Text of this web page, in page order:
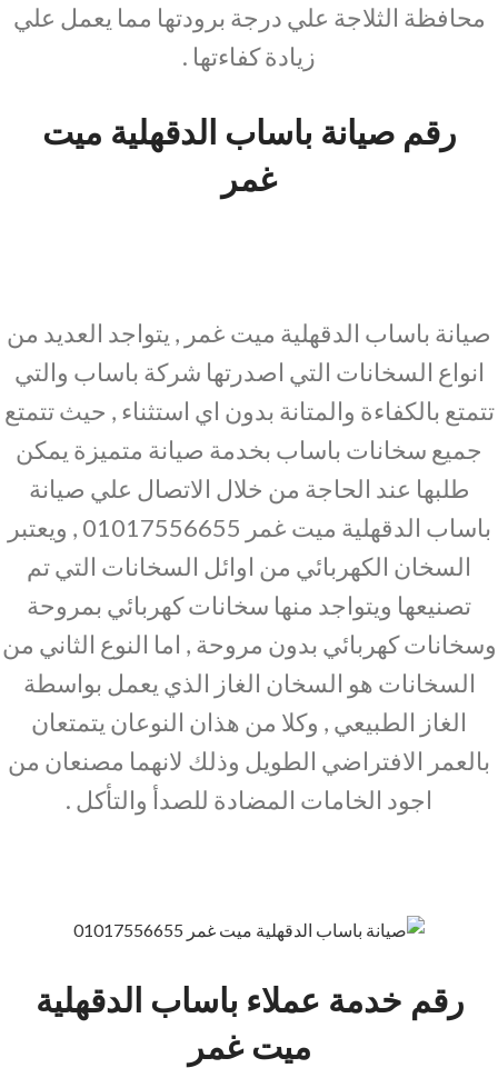
محافظة الثلاجة علي درجة برودتها مما يعمل علي
زيادة كفاءتها .
رقم صيانة باساب الدقهلية ميت
غمر
صيانة باساب الدقهلية ميت غمر , يتواجد العديد من
انواع السخانات التي اصدرتها شركة باساب والتي
تتمتع بالكفاءة والمتانة بدون اي استثناء , حيث تتمتع
جميع سخانات باساب بخدمة صيانة متميزة يمكن
طلبها عند الحاجة من خلال الاتصال علي صيانة
باساب الدقهلية ميت غمر 01017556655 , ويعتبر
السخان الكهربائي من اوائل السخانات التي تم
تصنيعها ويتواجد منها سخانات كهربائي بمروحة
وسخانات كهربائي بدون مروحة , اما النوع الثاني من
السخانات هو السخان الغاز الذي يعمل بواسطة
الغاز الطبيعي , وكلا من هذان النوعان يتمتعان
بالعمر الافتراضي الطويل وذلك لانهما مصنعان من
اجود الخامات المضادة للصدأ والتأكل .
رقم خدمة عملاء باساب الدقهلية
ميت غمر